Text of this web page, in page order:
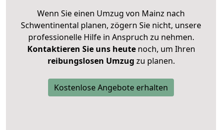
Wenn Sie einen Umzug von Mainz nach
Schwentinental planen, zögern Sie nicht, unsere
professionelle Hilfe in Anspruch zu nehmen.
Kontaktieren Sie uns heutenoch, um Ihren
reibungslosen Umzug zu planen.
Kostenlose Angebote erhalten